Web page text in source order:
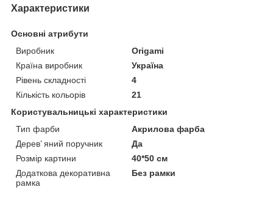
Характеристики
Основні атрибути
Виробник
Origami
Країна виробник
Україна
Рівень складності
4
Кількість кольорів
21
Користувальницькі характеристики
Тип фарби
Акрилова фарба
Дерев’ яний поручник
Да
Розмір картини
40*50 см
Додаткова декоративна
рамка
Без рамки